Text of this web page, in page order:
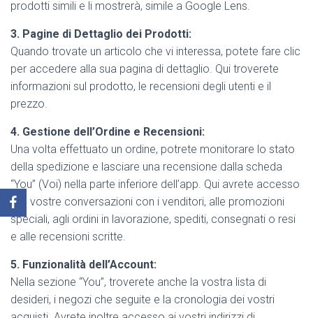
prodotti simili e li mostrerà, simile a Google Lens.
3. Pagine di Dettaglio dei Prodotti:
Quando trovate un articolo che vi interessa, potete fare clic
per accedere alla sua pagina di dettaglio. Qui troverete
informazioni sul prodotto, le recensioni degli utenti e il
prezzo.
4. Gestione dell’Ordine e Recensioni:
Una volta effettuato un ordine, potrete monitorare lo stato
della spedizione e lasciare una recensione dalla scheda
“You” (Voi) nella parte inferiore dell’app. Qui avrete accesso
alle vostre conversazioni con i venditori, alle promozioni
speciali, agli ordini in lavorazione, spediti, consegnati o resi
e alle recensioni scritte.
5. Funzionalità dell’Account:
Nella sezione “You”, troverete anche la vostra lista di
desideri, i negozi che seguite e la cronologia dei vostri